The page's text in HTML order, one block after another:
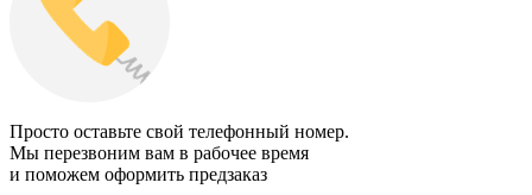
Просто оставьте свой телефонный номер.
Мы перезвоним вам в рабочее время
и поможем оформить предзаказ